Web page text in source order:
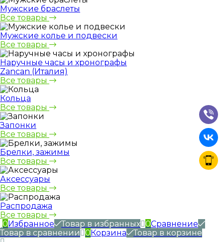
Мужские браслеты
Все товары
Мужские колье и подвески
Все товары
Наручные часы и хронографы
Zancan (Италия)
Все товары
Кольца
Все товары
Запонки
Все товары
Брелки, зажимы
Все товары
Аксессуары
Все товары
Распродажа
Все товары
0Избранное Товар в избранных 0Сравнение
Товар в сравнении
0Корзина Товар в корзине